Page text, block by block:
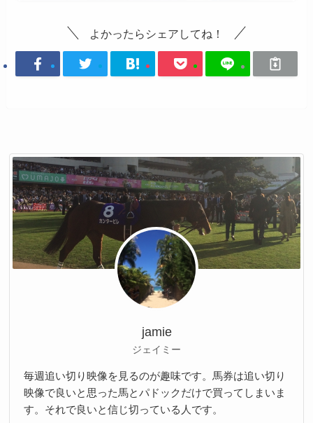
よかったらシェアしてね！
jamie
ジェイミー
毎週追い切り映像を見るのが趣味です。馬券は追い切り
映像で良いと思った馬とパドックだけで買ってしまいま
す。それで良いと信じ切っている人です。